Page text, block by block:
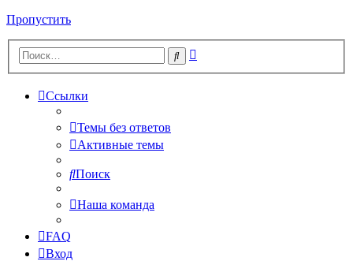
Пропустить
Поиск
Ссылки
Темы без ответов
Активные темы
Поиск
Наша команда
FAQ
Вход